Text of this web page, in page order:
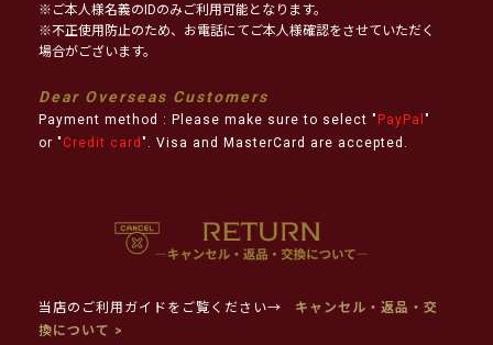
※ご本人様名義のIDのみご利用可能となります。
※不正使用防止のため、お電話にてご本人様確認をさせていただく
場合がございます。
Dear Overseas Customers
Payment method : Please make sure to select " PayPal "
or " Credit card ". Visa and MasterCard are accepted.
当店のご利用ガイドをご覧ください→
キャンセル・返品・交
換について >